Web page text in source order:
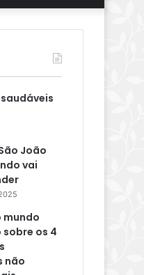
por
skin
aleatório
João
vai
mundo
os 4
não